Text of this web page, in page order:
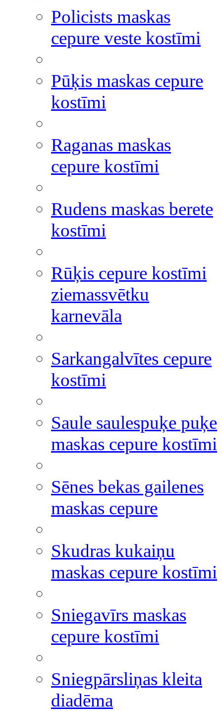
Policists maskas
cepure veste kostīmi
Pūķis maskas cepure
kostīmi
Raganas maskas
cepure kostīmi
Rudens maskas berete
kostīmi
Rūķis cepure kostīmi
ziemassvētku
karnevāla
Sarkangalvītes cepure
kostīmi
Saule saulespuķe puķe
maskas cepure kostīmi
Sēnes bekas gailenes
maskas cepure
Skudras kukaiņu
maskas cepure kostīmi
Sniegavīrs maskas
cepure kostīmi
Sniegpārsliņas kleita
diadēma